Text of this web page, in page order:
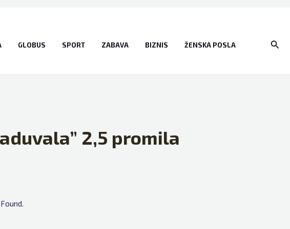
GLOBUS SPORT ZABAVA BIZNIS ŽENSKA POSLA
2,5 promila